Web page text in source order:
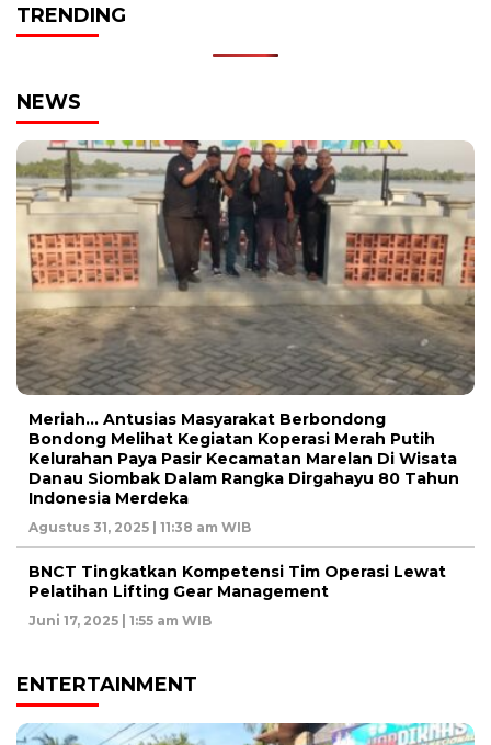
TRENDING
NEWS
Meriah… Antusias Masyarakat Berbondong
Bondong Melihat Kegiatan Koperasi Merah Putih
Kelurahan Paya Pasir Kecamatan Marelan Di Wisata
Danau Siombak Dalam Rangka Dirgahayu 80 Tahun
Indonesia Merdeka
Agustus 31, 2025 | 11:38 am WIB
BNCT Tingkatkan Kompetensi Tim Operasi Lewat
Pelatihan Lifting Gear Management
Juni 17, 2025 | 1:55 am WIB
ENTERTAINMENT